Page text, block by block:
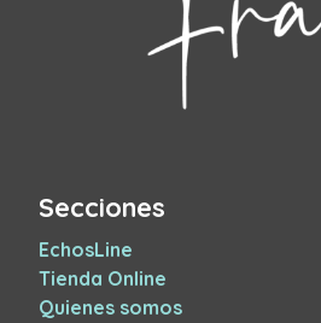
Secciones
EchosLine
Tienda Online
Quienes somos